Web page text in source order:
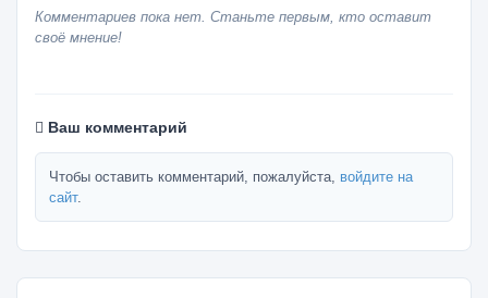
Комментариев пока нет. Станьте первым, кто оставит
своё мнение!
Ваш комментарий
Чтобы оставить комментарий, пожалуйста, войдите на
сайт.